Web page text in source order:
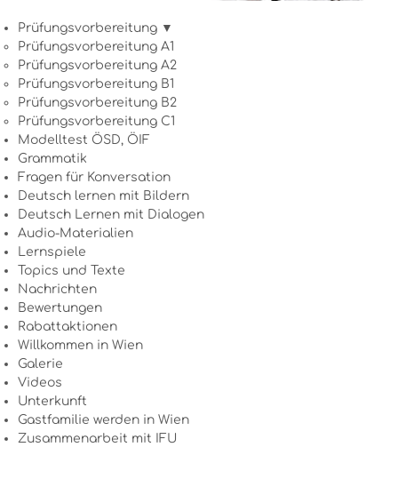
Prüfungsvorbereitung ▼
Prüfungsvorbereitung A1
Prüfungsvorbereitung A2
Prüfungsvorbereitung B1
Prüfungsvorbereitung B2
Prüfungsvorbereitung C1
Modelltest ÖSD, ÖIF
Grammatik
Fragen für Konversation
Deutsch lernen mit Bildern
Deutsch Lernen mit Dialogen
Audio-Materialien
Lernspiele
Topics und Texte
Nachrichten
Bewertungen
Rabattaktionen
Willkommen in Wien
Galerie
Videos
Unterkunft
Gastfamilie werden in Wien
Zusammenarbeit mit IFU